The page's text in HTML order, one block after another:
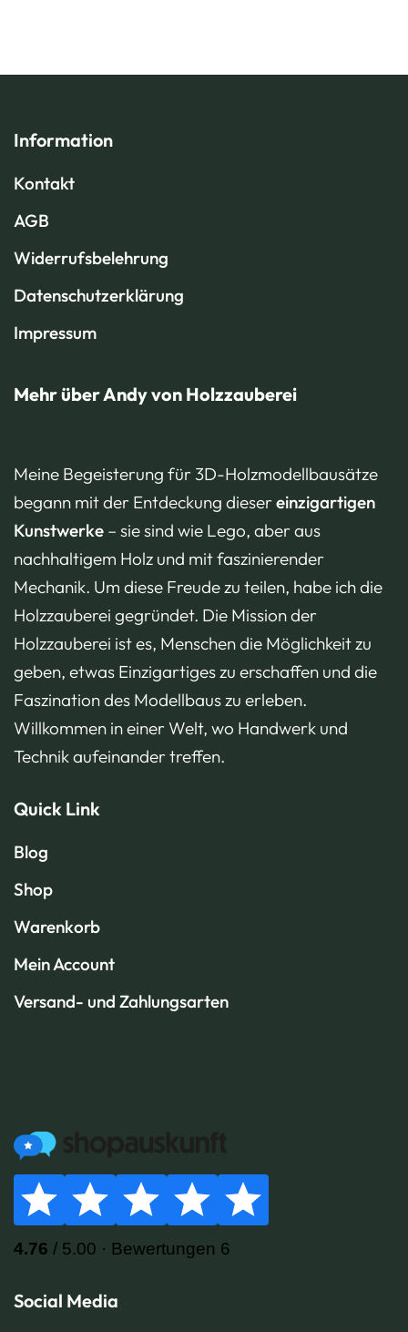
Information
Kontakt
AGB
Widerrufsbelehrung
Datenschutzerklärung
Impressum
Mehr über Andy von Holzzauberei
Meine Begeisterung für 3D-Holzmodellbausätze
begann mit der Entdeckung diesereinzigartigen
Kunstwerke – sie sind wie Lego, aber aus
nachhaltigem Holz und mit faszinierender
Mechanik. Um diese Freude zu teilen, habe ich die
Holzzauberei gegründet. Die Mission der
Holzzauberei ist es, Menschen die Möglichkeit zu
geben, etwas Einzigartiges zu erschaffen und die
Faszination des Modellbaus zu erleben.
Willkommen in einer Welt, wo Handwerk und
Technik aufeinander treffen.
Quick Link
Blog
Shop
Warenkorb
Mein Account
Versand- und Zahlungsarten
Social Media